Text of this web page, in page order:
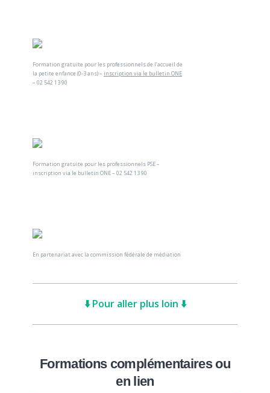
Formation gratuite pour les professionnels de l’accueil de
la petite enfance (0-3 ans) – inscription via le bulletin ONE
– 02 542 13 90
Formation gratuite pour les professionnels PSE –
inscription via le bulletin ONE – 02 542 13 90
En partenariat avec la commission fédérale de médiation
⬇️ Pour aller plus loin ⬇️
Formations complémentaires ou
en lien